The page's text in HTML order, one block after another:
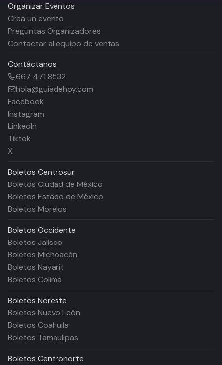
Organizar Eventos
Crea un evento
Preguntas Organizadores
Contactar al equipo de ventas
Contáctanos
667 471 8532
hola@guiadehoy.com
Facebook
Instagram
LinkedIn
Tiktok
X
Boletos Centrosur
Boletos Ciudad de México
Boletos Estado de México
Boletos Morelos
Boletos Occidente
Boletos Jalisco
Boletos Michoacán
Boletos Nayarit
Boletos Colima
Boletos Noreste
Boletos Nuevo León
Boletos Coahuila
Boletos Tamaulipas
Boletos Centronorte